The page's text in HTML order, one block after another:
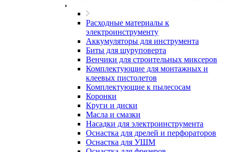
Расходные материалы к
электроинструменту
Аккумуляторы для инструмента
Биты для шуруповерта
Венчики для строительных миксеров
Комплектующие для монтажных и
клеевых пистолетов
Комплектующие к пылесосам
Коронки
Круги и диски
Масла и смазки
Насадки для электроинструмента
Оснастка для дрелей и перфораторов
Оснастка для УШМ